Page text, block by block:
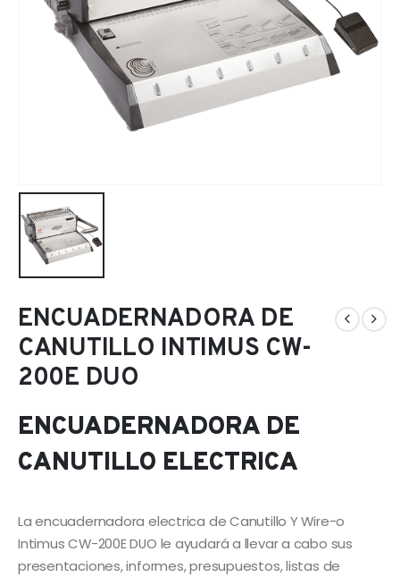
ENCUADERNADORA DE
CANUTILLO INTIMUS CW-
200E DUO
ENCUADERNADORA DE
CANUTILLO ELECTRICA
La encuadernadora electrica de Canutillo Y Wire-o
Intimus CW-200E DUO le ayudará a llevar a cabo sus
presentaciones, informes, presupuestos, listas de